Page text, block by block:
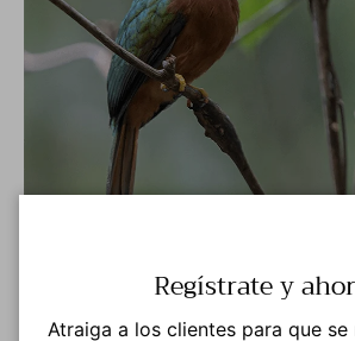
Photo: © Saborío Vega eBird
Library ML584215971Regístrate y
Atraiga a los clientes para que se